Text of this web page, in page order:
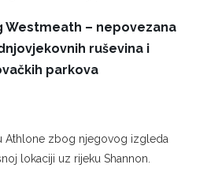
Westmeath – nepovezana
ruševina i
parkova
Athlone zbog njegovog izgleda
lokaciji uz rijeku Shannon.